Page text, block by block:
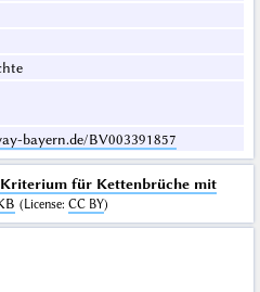
bayern.de/BV003391857
für Kettenbrüche mit
(License: CC BY)